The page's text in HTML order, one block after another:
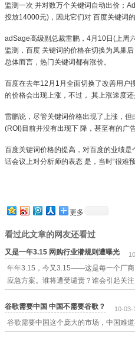
监测一次 并对数万个关键词自动出价；
投放14000元)，因此它们对 百度关键词
adSage高级副总裁雷鹏，4月10日(上周
监测，百度 关键词的价格在切换为凤巢
总体而言，热门关键词都有涨价。
百度在去年12月1月全面切换了改善用户
的价格会出现上涨，不过， 其上涨速度
雷鹏说，尽管关键词价格出现了上涨，
(ROI)目前并没有出现下 降，甚至有的广
百度关键词价格的提高，对百度的业绩
话会议上对分析师的表态 是，当时“很难预
更多
看过此文章的网友还看过
又是一年3.15 网购行业潜规则遭曝光
年年3.15，今又3.15——这是每一个厂商
应急方案。谁将遭受谴责？谁会引起关
谷歌需要中国 中国不需要谷歌？ 10-03-
谷歌需要中国这个庞大的市场，中国难